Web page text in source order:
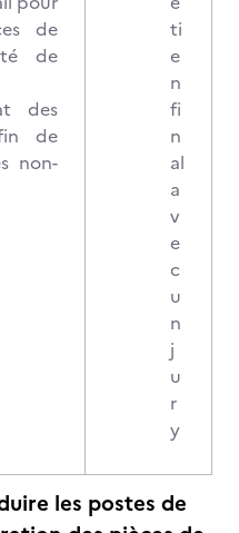
de
de
des
de
non-
ti
e
n
fi
n
al
a
v
e
c
u
n
j
u
r
y
les postes de